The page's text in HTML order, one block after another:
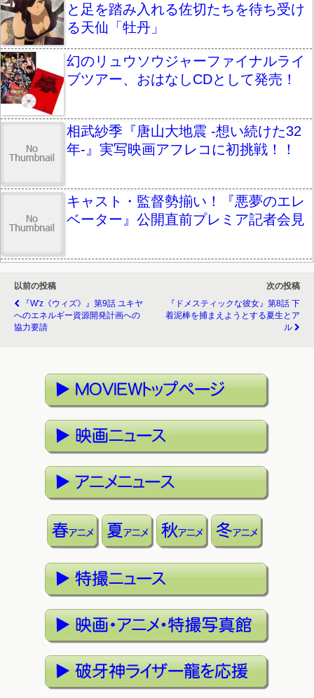
と足を踏み入れる佐切たちを待ち受け
る天仙「牡丹」
幻のリュウソウジャーファイナルライ
ブツアー、おはなしCDとして発売！
相武紗季『唐山大地震 -想い続けた32
年-』実写映画アフレコに初挑戦！！
キャスト・監督勢揃い！『悪夢のエレ
ベーター』公開直前プレミア記者会見
以前の投稿
『W'z《ウィズ》』第9話 ユキヤ
へのエネルギー資源開発計画への
協力要請
次の投稿
『ドメスティックな彼女』第8話 下
着泥棒を捕まえようとする夏生とア
ル